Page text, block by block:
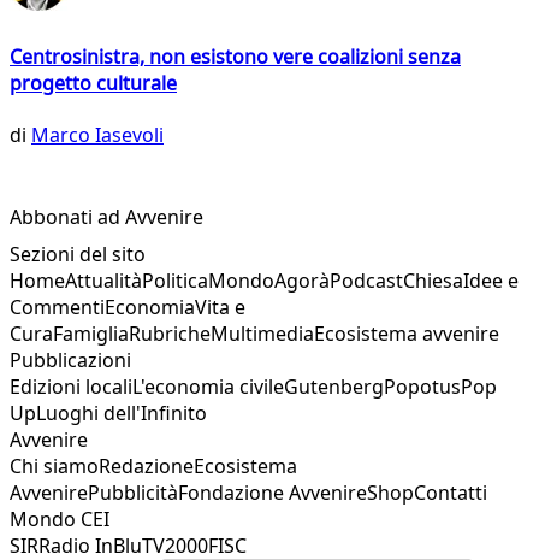
Centrosinistra, non esistono vere coalizioni senza
progetto culturale
di Marco Iasevoli
Abbonati ad Avvenire
Sezioni del sito
HomeAttualitàPoliticaMondoAgoràPodcastChiesaIdee e
CommentiEconomiaVita e
CuraFamigliaRubricheMultimediaEcosistema avvenire
Pubblicazioni
Edizioni localiL'economia civileGutenbergPopotusPop
UpLuoghi dell'Infinito
Avvenire
Chi siamoRedazioneEcosistema
AvvenirePubblicitàFondazione AvvenireShopContatti
Mondo CEI
SIRRadio InBluTV2000FISC